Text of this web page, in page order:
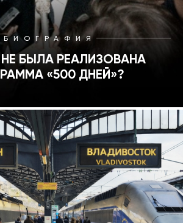
БИОГРАФИЯ
БЫЛА РЕАЛИЗОВАНА
«500 ДНЕЙ»?